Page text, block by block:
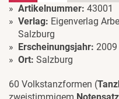
Artikelnummer: 43001
Verlag: Eigenverlag
Salzburg
Erscheinungsjahr: 2009
Ort: Salzburg
60 Volkstanzformen (